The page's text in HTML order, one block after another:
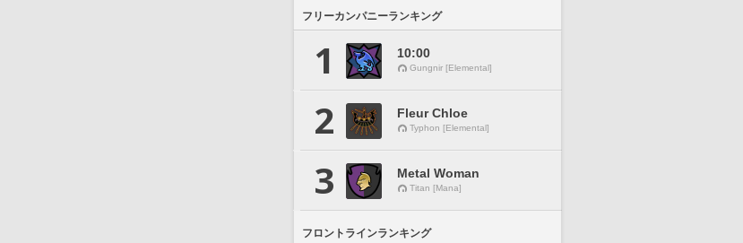
フリーカンパニーランキング
1 10:00
Gungnir [Elemental]
2 Fleur Chloe
Typhon [Elemental]
3 Metal Woman
Titan [Mana]
フロントラインランキング